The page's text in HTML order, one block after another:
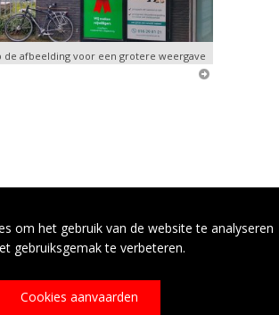
om het gebruik van de website te analyseren
gebruiksgemak te verbeteren.
Cookies aanvaarden
de afbeelding voor een grotere weergave